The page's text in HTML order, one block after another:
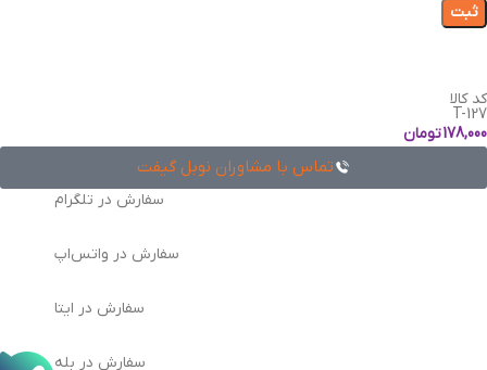
کد کالا
T-127
178,000تومان
تماس با مشاوران نوبل گیفت
سفارش در تلگرام
سفارش در واتس‌اپ
سفارش در ایتا
سفارش در بله